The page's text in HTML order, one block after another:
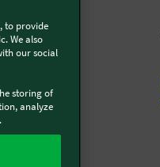
to provide
We also
our social
storing of
analyze